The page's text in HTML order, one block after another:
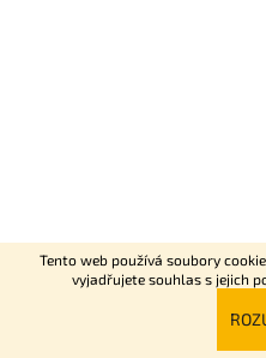
Tento web používá soubory
vyjadřujete souhlas s jejich
Rychlý nonstop rozvoz Praha +